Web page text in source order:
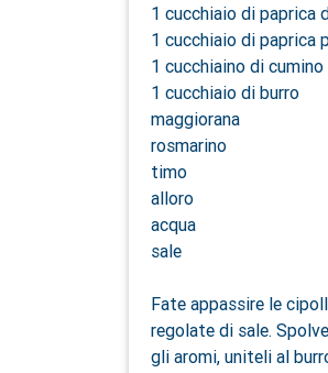
1 cucchiaio di paprica
1 cucchiaio di paprica
1 cucchiaino di cumino
1 cucchiaio di burro
maggiorana
rosmarino
timo
alloro
acqua
sale
Fate appassire le
regolate di sale.
gli aromi, uniteli al